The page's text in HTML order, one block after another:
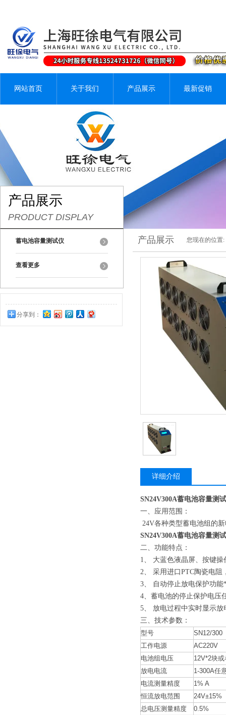
网站首页 关于我们 产品展示 最新促销
产品展示
PRODUCT DISPLAY
蓄电池容量测试仪
查看更多
分享到：
产品展示 您现在的位置:
详细介绍
SN24V300A蓄电池容量测
一、应用范围：
24V各种类型蓄电池组的
SN24V300A蓄电池容量测
二、功能特点：
1、 大蓝色液晶屏、按键
2、 采用进口PTC陶瓷电
3、 自动停止放电保护功
4、蓄电池的停止保护电压
5、 放电过程中实时显示
三、技术参数：
型号
SN12/300
工作电源
AC220V
电池组电压
12V*2块
放电电流
1-300A任
电流测量精度
1% A
恒流放电范围
24V±15%
总电压测量精度
0.5%